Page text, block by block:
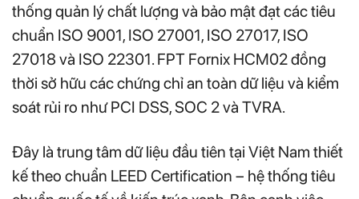
thống quản lý chất lượng và bảo mật đạt các tiêu
chuẩn ISO 9001, ISO 27001, ISO 27017, ISO
27018 và ISO 22301. FPT Fornix HCM02 đồng
thời sở hữu các chứng chỉ an toàn dữ liệu và kiểm
soát rủi ro như PCI DSS, SOC 2 và TVRA.
Đây là trung tâm dữ liệu đầu tiên tại Việt Nam thiết
kế theo chuẩn LEED Certification – hệ thống tiêu